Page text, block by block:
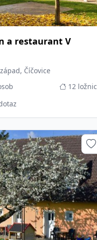
a restaurant V
Číčovice
12 ložnic